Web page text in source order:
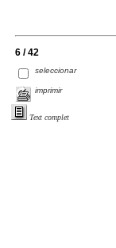
6 / 42
seleccionar
imprimir
Text complet